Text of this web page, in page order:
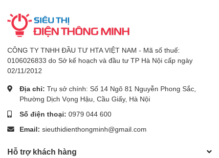
CÔNG TY TNHH ĐẦU TƯ HTA VIỆT NAM - Mã số thuế:
0106026833 do Sở kế hoạch và đầu tư TP Hà Nội cấp ngày
02/11/2012
Địa chỉ: Trụ sở chính: Số 14 Ngõ 81 Nguyễn Phong Sắc,
Phường Dịch Vọng Hậu, Cầu Giấy, Hà Nội
Số điện thoại: 0979 044 600
Email: sieuthidienthongminh@gmail.com
Hỗ trợ khách hàng